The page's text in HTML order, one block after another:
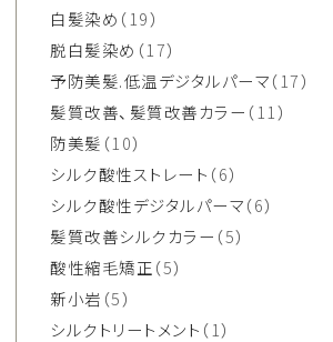
白髪染め （19）
脱白髪染め （17）
予防美髪.低温デジタルパーマ（17）
髪質改善、髪質改善カラー （11）
防美髪 （10）
シルク酸性ストレート （6）
シルク酸性デジタルパーマ（6）
髪質改善シルクカラー （5）
酸性縮毛矯正（5）
新小岩 （5）
シルクトリートメント （1）